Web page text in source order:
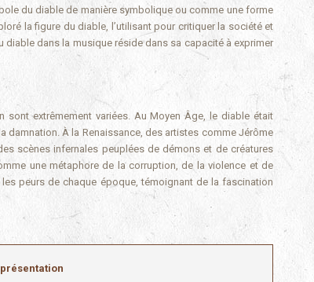
du diable de manière symbolique ou comme une forme
la figure du diable, l’utilisant pour critiquer la société et
dans la musique réside dans sa capacité à exprimer
extrêmement variées. Au Moyen Âge, le diable était
À la Renaissance, des artistes comme Jérôme
scènes infernales peuplées de démons et de créatures
une métaphore de la corruption, de la violence et de
peurs de chaque époque, témoignant de la fascination